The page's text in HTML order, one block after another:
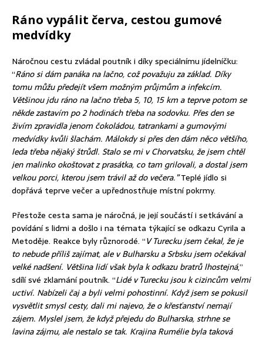
Ráno vypálit červa, cestou gumové
medvídky
Náročnou cestu zvládal poutník i díky speciálnímu jídelníčku:
“Ráno si dám panáka na lačno, což považuju za základ. Díky
tomu můžu předejít všem možným průjmům a infekcím.
Většinou jdu ráno na lačno třeba 5, 10, 15 km a teprve potom se
někde zastavím po 2 hodinách třeba na sodovku. Přes den se
živím zpravidla jenom čokoládou, tatrankami a gumovými
medvídky kvůli šlachám. Málokdy si přes den dám něco většího,
leda třeba nějaký štrůdl. Stalo se mi v Chorvatsku, že jsem chtěl
jen malinko okoštovat z prasátka, co tam grilovali, a dostal jsem
velkou porci, kterou jsem trávil až do večera.”Teplé jídlo si
dopřává teprve večer a upřednostňuje místní pokrmy.
Přestože cesta sama je náročná, je její součástí i setkávání a
povídání s lidmi a došlo i na témata týkající se odkazu Cyrila a
Metoděje. Reakce byly různorodé. “V Turecku jsem čekal, že je
to nebude příliš zajímat, ale v Bulharsku a Srbsku jsem očekával
velké nadšení. Většina lidí však byla k odkazu bratrů lhostejná,”
sdílí své zklamání poutník. “Lidé v Turecku jsou k cizincům velmi
uctiví. Nabízeli čaj a byli velmi pohostinní. Když jsem se pokusil
vysvětlit smysl cesty, dali mi najevo, že o křesťanství nemají
zájem. Myslel jsem, že když přejedu do Bulharska, strhne se
lavina zájmu, ale nestalo se tak. Krajina Rumélie byla taková